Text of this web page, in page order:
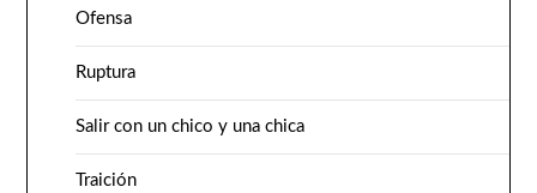
Ofensa
Ruptura
Salir con un chico y una chica
Traición